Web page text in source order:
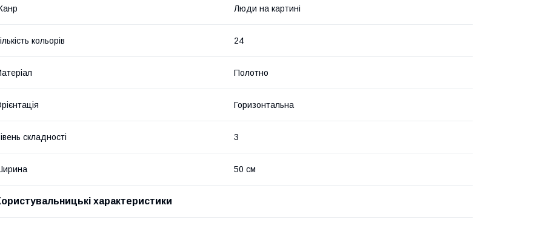
Люди на картині
кольорів 24
Полотно
Горизонтальна
складності 3
50 см
характеристики